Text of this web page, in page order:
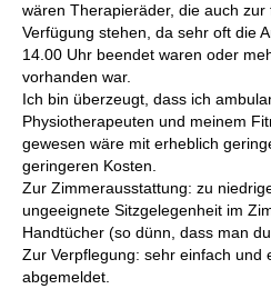
wären Therapieräder, die auch
Verfügung stehen, da sehr oft die
14.00 Uhr beendet waren oder
vorhanden war.
Ich bin überzeugt, dass ich
Physiotherapeuten und meinem
gewesen wäre mit erheblich
geringeren Kosten.
Zur Zimmerausstattung: zu
ungeeignete Sitzgelegenheit im
Handtücher (so dünn, dass man
Zur Verpflegung: sehr einfach und
abgemeldet.